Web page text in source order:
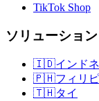
TikTok Shop
ソリューション
🇮🇩インド
🇵🇭フィリ
🇹🇭タイ